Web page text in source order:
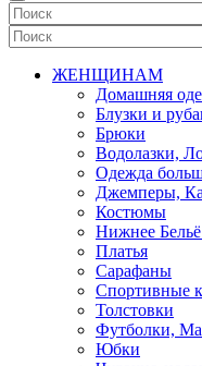
ЖЕНЩИНАМ
Домашняя
Блузки и
Брюки
Водолазки,
Одежда
Джемперы,
Костюмы
Нижнее
Платья
Сарафаны
Спортивные
Толстовки
Футболки,
Юбки